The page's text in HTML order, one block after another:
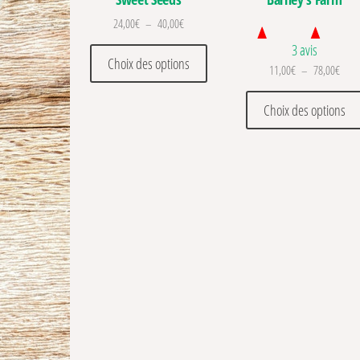
24,00€ – 40,00€Plage de prix : 24,00€ à 40,00€
Choix des options
Ce produit a plusieurs
3 avis
11,00€ – 78,00€
Choix des options